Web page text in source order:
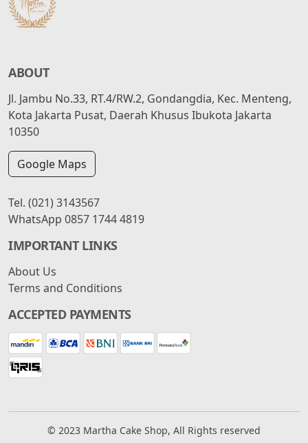
ABOUT
Jl. Jambu No.33, RT.4/RW.2, Gondangdia, Kec. Menteng,
Kota Jakarta Pusat, Daerah Khusus Ibukota Jakarta
10350
Google Maps
Tel. (021) 3143567
WhatsApp 0857 1744 4819
IMPORTANT LINKS
About Us
Terms and Conditions
ACCEPTED PAYMENTS
© 2023 Martha Cake Shop, All Rights reserved